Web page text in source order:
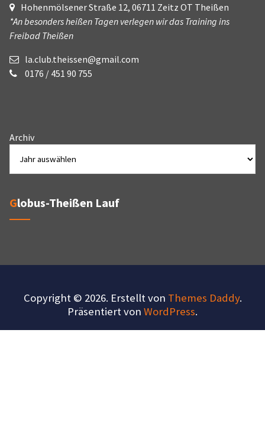
Hohenmölsener Straße 12, 06711 Zeitz OT Theißen
*An besonders heißen Tagen verlegen wir das Training ins
Freibad Theißen
la.club.theissen@gmail.com
0176 / 451 90 755
Archiv
Globus-Theißen Lauf
Copyright © 2026. Erstellt von Themes Daddy.
Präsentiert von WordPress.